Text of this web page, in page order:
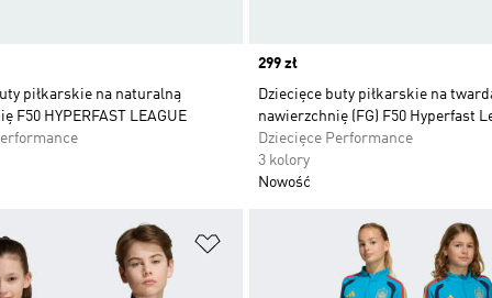
piłkarskie na naturalną
F50 HYPERFAST LEAGUE
Price
299 zł
Dziecięce buty piłkarskie na
nawierzchnię (FG) F50 Hyperfast
Dziecięce Performance
3 kolory
Nowość
Dodaj do listy życzeń